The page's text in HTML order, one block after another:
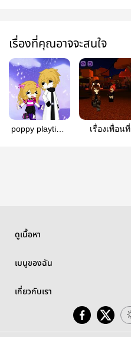
เรื่องที่คุณอาจจะสนใจ
poppy playtime
เรื่องเพื่อนที่
ดูเนื้อหา
เมนูของฉัน
เกี่ยวกับเรา